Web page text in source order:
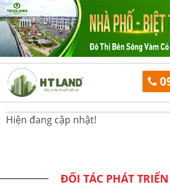
Hiện đang cập nhật!
ĐỐI TÁC PHÁT